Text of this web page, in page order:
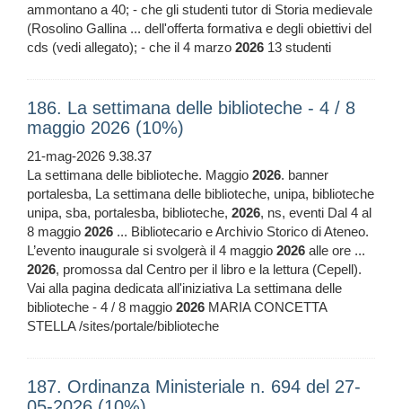
ammontano a 40; - che gli studenti tutor di Storia medievale
(Rosolino Gallina ... dell'offerta formativa e degli obiettivi del
cds (vedi allegato); - che il 4 marzo 2026 13 studenti
186. La settimana delle biblioteche - 4 / 8
maggio 2026 (10%)
21-mag-2026 9.38.37
La settimana delle biblioteche. Maggio 2026. banner
portalesba, La settimana delle biblioteche, unipa, biblioteche
unipa, sba, portalesba, biblioteche, 2026, ns, eventi Dal 4 al
8 maggio 2026 ... Bibliotecario e Archivio Storico di Ateneo.
L’evento inaugurale si svolgerà il 4 maggio 2026 alle ore ...
2026, promossa dal Centro per il libro e la lettura (Cepell).
Vai alla pagina dedicata all'iniziativa La settimana delle
biblioteche - 4 / 8 maggio 2026 MARIA CONCETTA
STELLA /sites/portale/biblioteche
187. Ordinanza Ministeriale n. 694 del 27-